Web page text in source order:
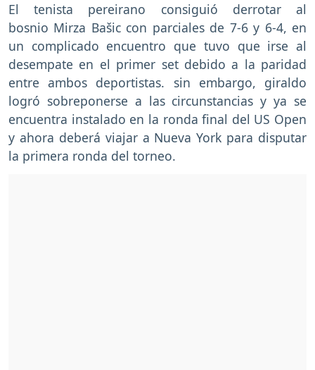
El tenista pereirano consiguió derrotar al
bosnio Mirza Bašic con parciales de 7-6 y 6-4, en
un complicado encuentro que tuvo que irse al
desempate en el primer set debido a la paridad
entre ambos deportistas. sin embargo, giraldo
logró sobreponerse a las circunstancias y ya se
encuentra instalado en la ronda final del US Open
y ahora deberá viajar a Nueva York para disputar
la primera ronda del torneo.